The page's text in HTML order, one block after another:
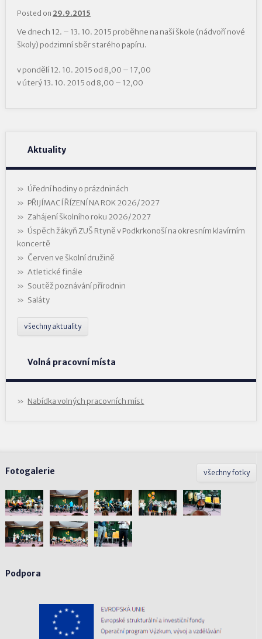
Posted on 29.9.2015
Ve dnech 12. – 13. 10. 2015 proběhne na naší škole (nádvoří nové
školy) podzimní sběr starého papíru.
v pondělí 12. 10. 2015 od 8,00 – 17,00
v úterý 13. 10. 2015 od 8,00 – 12,00
Aktuality
Úřední hodiny o prázdninách
PŘIJÍMACÍ ŘÍZENÍ NA ROK 2026/2027
Zahájení školního roku 2026/2027
Úspěch žákyň ZUŠ Rtyně v Podkrkonoší na okresním klavírním
koncertě
Červen ve školní družině
Atletické finále
Soutěž poznávání přírodnin
Saláty
všechny aktuality
Volná pracovní místa
Nabídka volných pracovních míst
všechny fotky
Fotogalerie
Podpora